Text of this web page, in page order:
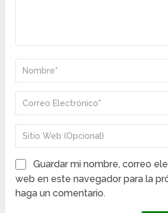
Guardar mi nombre, correo
web en este navegador para la
haga un comentario.